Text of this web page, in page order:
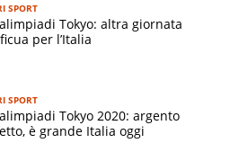
SPORT
Tokyo: altra giornata
per l’Italia
SPORT
Tokyo 2020: argento
è grande Italia oggi